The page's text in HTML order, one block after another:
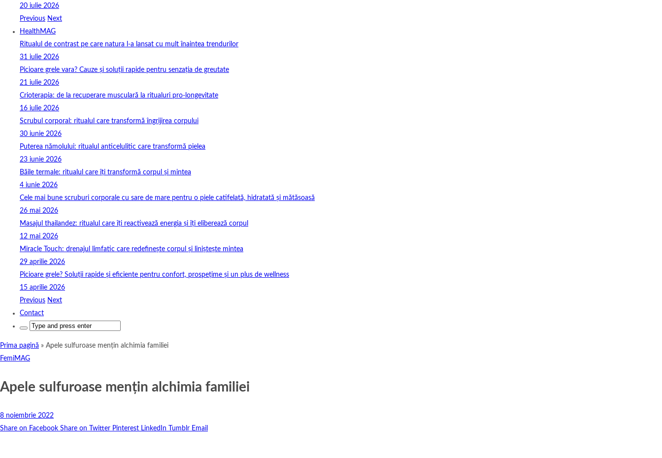
20 iulie 2026
Previous Next
HealthMAG
Ritualul de contrast pe care natura l-a lansat cu mult înaintea trendurilor
31 iulie 2026
Picioare grele vara? Cauze și soluții rapide pentru senzația de greutate
21 iulie 2026
Crioterapia: de la recuperare musculară la ritualuri pro‑longevitate
16 iulie 2026
Scrubul corporal: ritualul care transformă îngrijirea corpului
30 iunie 2026
Puterea nămolului: ritualul anticelulitic care transformă pielea
23 iunie 2026
Băile termale: ritualul care îți transformă corpul și mintea
4 iunie 2026
Cele mai bune scruburi corporale cu sare de mare pentru o piele catifelată, hidratată și mătăsoasă
26 mai 2026
Masajul thailandez: ritualul care îți reactivează energia și îți eliberează corpul
12 mai 2026
Miracle Touch: drenajul limfatic care redefinește corpul și liniștește mintea
29 aprilie 2026
Picioare grele? Soluții rapide și eficiente pentru confort, prospețime și un plus de wellness
15 aprilie 2026
Previous Next
Contact
Search
Prima pagină » Apele sulfuroase mențin alchimia familiei
FemiMAG
Apele sulfuroase mențin alchimia familiei
8 noiembrie 2022
Share on Facebook Share on Twitter Pinterest LinkedIn Tumblr Email